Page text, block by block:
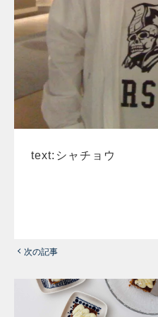
text:シャチョウ
次の記事